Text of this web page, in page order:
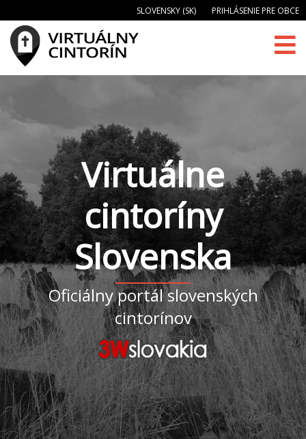
SLOVENSKY (SK) PRIHLÁSENIE PRE OBCE
Virtuálne
cintoríny
Slovenska
Oficiálny portál slovenských
cintorínov